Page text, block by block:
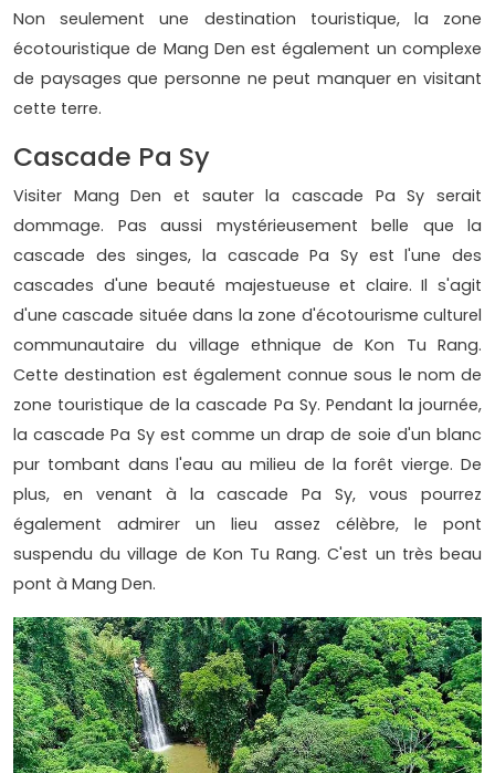
Non seulement une destination touristique, la zone
écotouristique de Mang Den est également un complexe
de paysages que personne ne peut manquer en visitant
cette terre.
Cascade Pa Sy
Visiter Mang Den et sauter la cascade Pa Sy serait
dommage. Pas aussi mystérieusement belle que la
cascade des singes, la cascade Pa Sy est l'une des
cascades d'une beauté majestueuse et claire. Il s'agit
d'une cascade située dans la zone d'écotourisme culturel
communautaire du village ethnique de Kon Tu Rang.
Cette destination est également connue sous le nom de
zone touristique de la cascade Pa Sy. Pendant la journée,
la cascade Pa Sy est comme un drap de soie d'un blanc
pur tombant dans l'eau au milieu de la forêt vierge. De
plus, en venant à la cascade Pa Sy, vous pourrez
également admirer un lieu assez célèbre, le pont
suspendu du village de Kon Tu Rang. C'est un très beau
pont à Mang Den.